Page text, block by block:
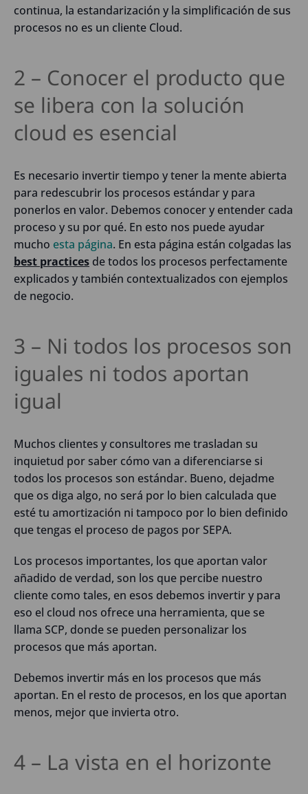
continua, la estandarización y la simplificación de sus
procesos no es un cliente Cloud.
2 – Conocer el producto que
se libera con la solución
cloud es esencial
Es necesario invertir tiempo y tener la mente abierta
para redescubrir los procesos estándar y para
ponerlos en valor. Debemos conocer y entender cada
proceso y su por qué. En esto nos puede ayudar
mucho esta página. En esta página están colgadas las
best practices de todos los procesos perfectamente
explicados y también contextualizados con ejemplos
de negocio.
3 – Ni todos los procesos son
iguales ni todos aportan
igual
Muchos clientes y consultores me trasladan su
inquietud por saber cómo van a diferenciarse si
todos los procesos son estándar. Bueno, dejadme
que os diga algo, no será por lo bien calculada que
esté tu amortización ni tampoco por lo bien definido
que tengas el proceso de pagos por SEPA.
Los procesos importantes, los que aportan valor
añadido de verdad, son los que percibe nuestro
cliente como tales, en esos debemos invertir y para
eso el cloud nos ofrece una herramienta, que se
llama SCP, donde se pueden personalizar los
procesos que más aportan.
Debemos invertir más en los procesos que más
aportan. En el resto de procesos, en los que aportan
menos, mejor que invierta otro.
4 – La vista en el horizonte